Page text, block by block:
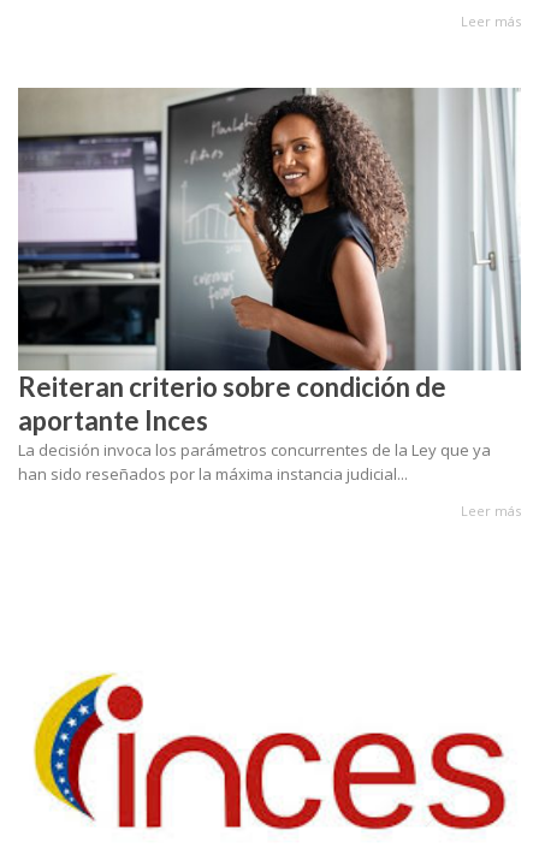
Leer más
Reiteran criterio sobre condición de
aportante Inces
La decisión invoca los parámetros concurrentes de la Ley que ya
han sido reseñados por la máxima instancia judicial...
Leer más